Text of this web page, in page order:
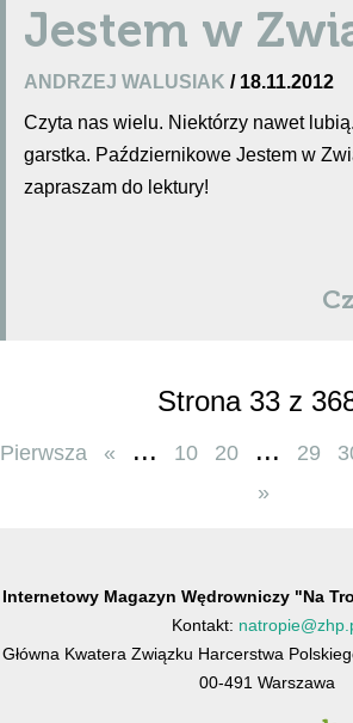
unicestwienia ZHP, ani też
u góry”, którzy dawno już nie pracują u
ten ma być przedstawieniem
obniżenia wieku wędrowniczego.
Jestem w
ANDRZEJ WALUSIAK / 18.11.2012
Czyta nas wielu. Niektórzy nawet
garstka. Październikowe Jestem w
zapraszam do lektury!
Strona 33 z
Pierwsza « ... 10 20 ... 29
»
Internetowy Magazyn Wędrowniczy "Na
Kontakt:
Główna Kwatera Związku Harcerstwa
00-491 Warszawa